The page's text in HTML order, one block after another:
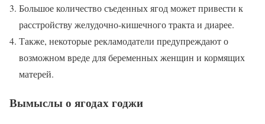
Большое количество съеденных ягод может привести к
расстройству желудочно-кишечного тракта и диарее.
Также, некоторые рекламодатели предупреждают о
возможном вреде для беременных женщин и кормящих
матерей.
Вымыслы о ягодах годжи